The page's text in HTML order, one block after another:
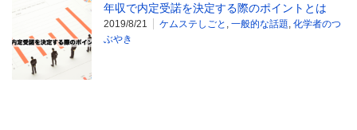
年収で内定受諾を決定する際のポイントとは
2019/8/21 ケムステしごと 一般的な話題 化学者のつ
ぶやき